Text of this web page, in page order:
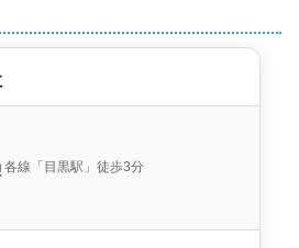
域
各線「目黒駅」徒歩3分